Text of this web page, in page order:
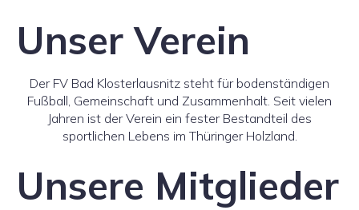
Unser Verein
Der FV Bad Klosterlausnitz steht für bodenständigen
Fußball, Gemeinschaft und Zusammenhalt. Seit vielen
Jahren ist der Verein ein fester Bestandteil des
sportlichen Lebens im Thüringer Holzland.
Unsere Mitglieder